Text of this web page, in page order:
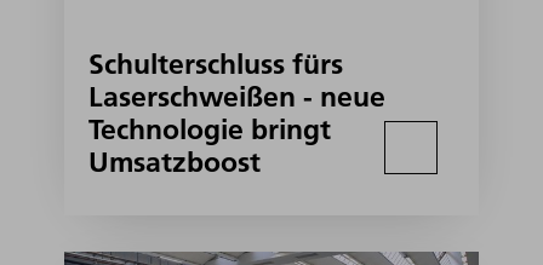
Schulterschluss fürs
Laserschweißen - neue
Technologie bringt
Umsatzboost